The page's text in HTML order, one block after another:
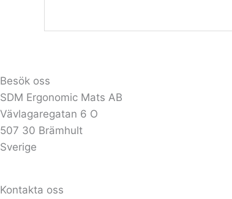
Besök oss
SDM Ergonomic Mats AB
Vävlagaregatan 6 O
507 30 Brämhult
Sverige
Kontakta oss